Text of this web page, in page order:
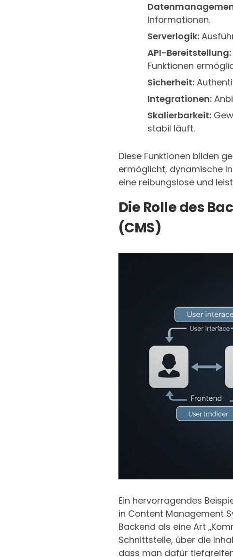
Informationen.
Serverlogik:
API-Bereitstellung:
Funktionen
Sicherheit:
Integrationen:
Skalierbarkeit:
stabil läuft.
Diese Funktionen bilden
ermöglicht, dynamische
eine reibungslose und
Die Rolle des
(CMS)
Ein hervorragendes
in Content Management
Backend als eine Art
Schnittstelle, über die
dass man dafür